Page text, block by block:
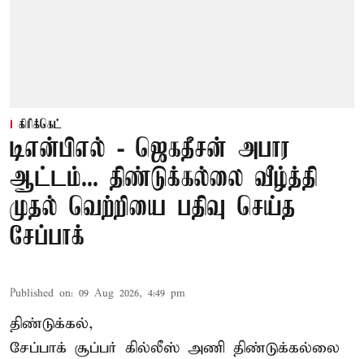
கிரிக்கெட்
டிஎன்பிஎல் - ஜெகதீசன் அபார
ஆட்டம்... திண்டுக்கல்லை வீழ்த்தி
முதல் வெற்றியை பதிவு செய்த
சேப்பாக்
Published on: 09 Aug 2026, 4:49 pm
திண்டுக்கல்,
சேப்பாக் சூப்பர் கில்லீஸ் அணி திண்டுக்கல்லை